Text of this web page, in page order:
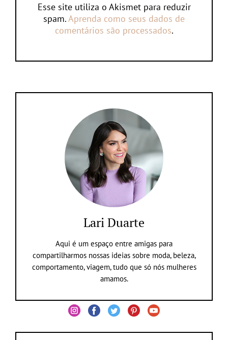
Esse site utiliza o Akismet para reduzir
spam.Aprenda como seus dados de
comentários são processados.
Lari Duarte
Aqui é um espaço entre amigas para
compartilharmos nossas ideias sobre moda, beleza,
comportamento, viagem, tudo que só nós mulheres
amamos.